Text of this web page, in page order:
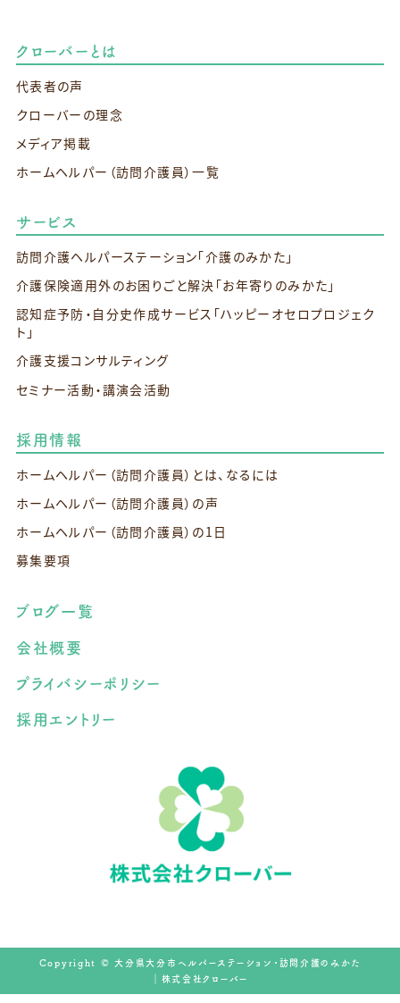
クローバーとは
代表者の声
クローバーの理念
メディア掲載
ホームヘルパー（訪問介護員）一覧
サービス
訪問介護ヘルパーステーション「介護のみかた」
介護保険適用外のお困りごと解決 「お年寄りのみかた」
認知症予防・自分史作成サービス 「ハッピーオセロプロジェク
ト」
介護支援コンサルティング
セミナー活動・講演会活動
採用情報
ホームヘルパー（訪問介護員）とは、なるには
ホームヘルパー（訪問介護員）の声
ホームヘルパー（訪問介護員）の1日
募集要項
ブログ一覧
会社概要
プライバシーポリシー
採用エントリー
Copyright © 大分県大分市ヘルパーステーション・訪問介護のみかた
｜株式会社クローバー